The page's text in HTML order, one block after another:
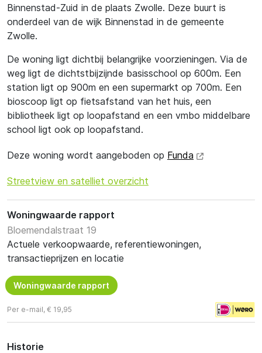
Binnenstad-Zuid in de plaats Zwolle. Deze buurt is
onderdeel van de wijk Binnenstad in de gemeente
Zwolle.
De woning ligt dichtbij belangrijke voorzieningen. Via de
weg ligt de dichtstbijzijnde basisschool op 600m. Een
station ligt op 900m en een supermarkt op 700m. Een
bioscoop ligt op fietsafstand van het huis, een
bibliotheek ligt op loopafstand en een vmbo middelbare
school ligt ook op loopafstand.
Deze woning wordt aangeboden op Funda
Streetview en satelliet overzicht
Woningwaarde rapport
Bloemendalstraat 19
Actuele verkoopwaarde, referentiewoningen,
transactieprijzen en locatie
Woningwaarde rapport
Per e-mail, € 19,95
Historie